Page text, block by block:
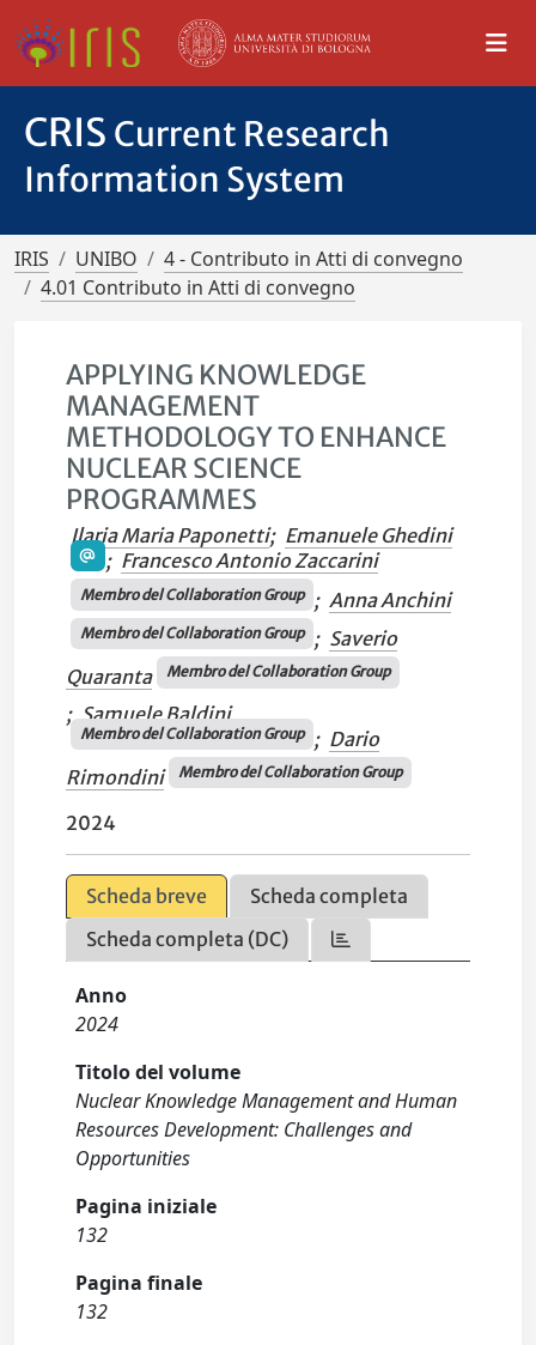
CRIS Current Research
Information System
IRIS UNIBO
4 - Contributo in Atti di convegno
4.01 Contributo in Atti di convegno
APPLYING KNOWLEDGE
MANAGEMENT
METHODOLOGY TO ENHANCE
NUCLEAR SCIENCE
PROGRAMMES
Ilaria Maria Paponetti; Emanuele Ghedini
; Francesco Antonio Zaccarini
Membro del Collaboration Group ; Anna Anchini
Membro del Collaboration Group ; Saverio
Quaranta
Membro del Collaboration Group
; Samuele Baldini
Membro del Collaboration Group ; Dario
Rimondini
Membro del Collaboration Group
2024
Scheda breve
Scheda completa
Scheda completa (DC)
Anno
2024
Titolo del volume
Nuclear Knowledge Management and Human
Resources Development: Challenges and
Opportunities
Pagina iniziale
132
Pagina finale
132